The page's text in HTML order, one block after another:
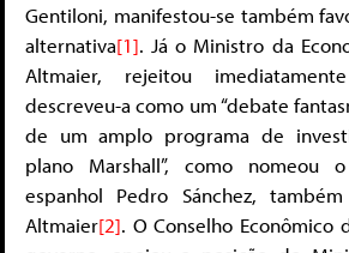
Gentiloni, manifestou-se também
alternativa[1]. Já o Ministro da
Altmaier, rejeitou
descreveu-a como um “debate
de um amplo programa de
plano Marshall”, como nomeou
espanhol Pedro Sánchez,
Altmaier[2]. O Conselho Econômico